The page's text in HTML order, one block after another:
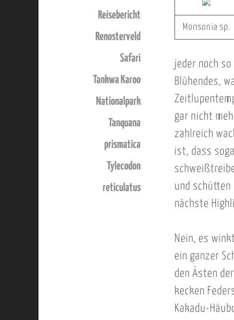
Monsonia sp.
jeder noch
Blühendes,
gar nicht
zahlreich
ist, dass
und schütten
nächste
Nein, es
ein ganzer
den Ästen
kecken
Kakadu-
Reisebericht
Renosterveld
Safari
Tankwa Karoo
Nationalpark
Tanquana
prismatica
Tylecodon
reticulatus